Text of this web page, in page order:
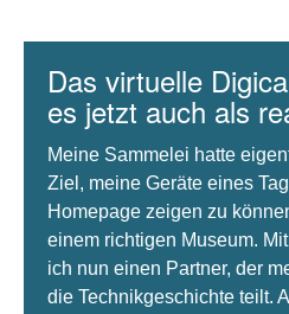
Das virtuelle
es jetzt auch als
Meine Sammelei hatte
Ziel, meine Geräte eines
Homepage zeigen zu
einem richtigen Museum.
ich nun einen Partner, der
die Technikgeschichte teilt.